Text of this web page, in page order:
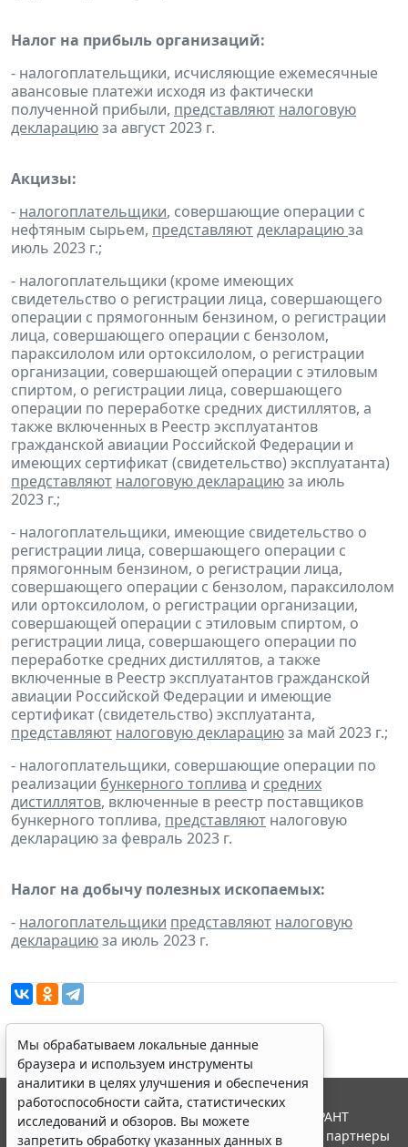
Налог на прибыль организаций:
- налогоплательщики, исчисляющие ежемесячные
авансовые платежи исходя из фактически
полученной прибыли, представляют налоговую
декларациюза август 2023 г.
Акцизы:
- налогоплательщики, совершающие операции с
нефтяным сырьем, представляютдекларациюза
июль 2023 г.;
- налогоплательщики (кроме имеющих
свидетельство о регистрации лица, совершающего
операции с прямогонным бензином, о регистрации
лица, совершающего операции с бензолом,
параксилолом или ортоксилолом, о регистрации
организации, совершающей операции с этиловым
спиртом, о регистрации лица, совершающего
операции по переработке средних дистиллятов, а
также включенных в Реестр эксплуатантов
гражданской авиации Российской Федерации и
имеющих сертификат (свидетельство) эксплуатанта)
представляют налоговую декларациюза июль
2023 г.;
- налогоплательщики, имеющие свидетельство о
регистрации лица, совершающего операции с
прямогонным бензином, о регистрации лица,
совершающего операции с бензолом, параксилолом
или ортоксилолом, о регистрации организации,
совершающей операции с этиловым спиртом, о
регистрации лица, совершающего операции по
переработке средних дистиллятов, а также
включенные в Реестр эксплуатантов гражданской
авиации Российской Федерации и имеющие
сертификат (свидетельство) эксплуатанта,
представляют налоговую декларациюза май 2023 г.;
- налогоплательщики, совершающие операции по
реализации бункерного топлива и средних
дистиллятов, включенные в реестр поставщиков
бункерного топлива, представляют налоговую
декларацию за февраль 2023 г.
Налог на добычу полезных ископаемых:
- налогоплательщики представляют налоговую
декларациюза июль 2023 г.
Мы обрабатываем локальные данные
браузера и используем инструменты
аналитики в целях улучшения и обеспечения
работоспособности сайта, статистических
исследований и обзоров. Вы можете
запретить обработку указанных данных в
© ООО "НПП "ГАРАНТ-СЕРВИС", 2026. Система ГАРАНТ
выпускается с 1990 года. Компания "Гарант" и ее партнеры